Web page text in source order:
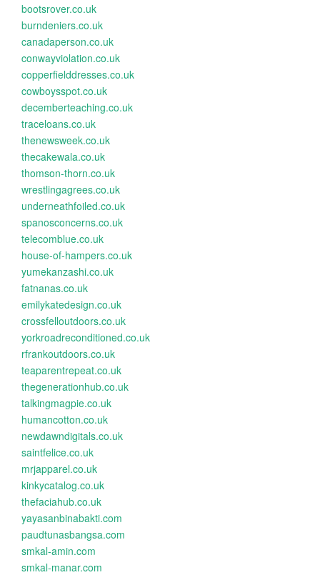
bootsrover.co.uk
burndeniers.co.uk
canadaperson.co.uk
conwayviolation.co.uk
copperfielddresses.co.uk
cowboysspot.co.uk
decemberteaching.co.uk
traceloans.co.uk
thenewsweek.co.uk
thecakewala.co.uk
thomson-thorn.co.uk
wrestlingagrees.co.uk
underneathfoiled.co.uk
spanosconcerns.co.uk
telecomblue.co.uk
house-of-hampers.co.uk
yumekanzashi.co.uk
fatnanas.co.uk
emilykatedesign.co.uk
crossfelloutdoors.co.uk
yorkroadreconditioned.co.uk
rfrankoutdoors.co.uk
teaparentrepeat.co.uk
thegenerationhub.co.uk
talkingmagpie.co.uk
humancotton.co.uk
newdawndigitals.co.uk
saintfelice.co.uk
mrjapparel.co.uk
kinkycatalog.co.uk
thefaciahub.co.uk
yayasanbinabakti.com
paudtunasbangsa.com
smkal-amin.com
smkal-manar.com